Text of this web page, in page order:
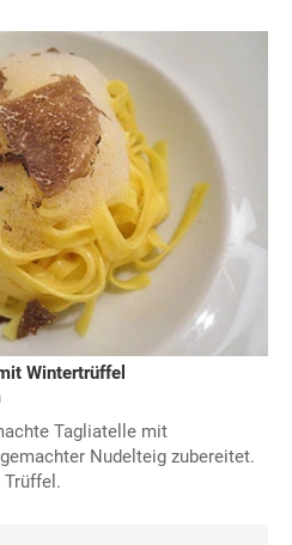
Wintertrüffel
Tagliatelle mit
Nudelteig zubereitet.